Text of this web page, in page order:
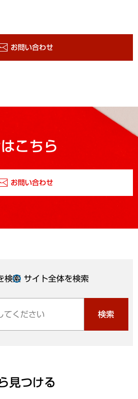
お問い合わせ
こちら
お問い合わせ
検索 サイト全体を検索
検索
見つける